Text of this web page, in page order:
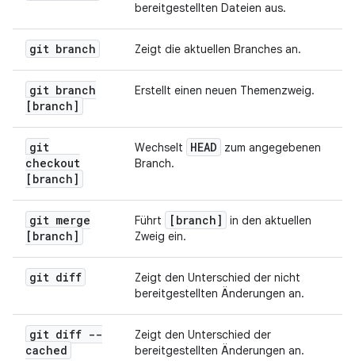
bereitgestellten Dateien aus.
git branch Zeigt die aktuellen Branches an.
git branch
[branch]
Erstellt einen neuen Themenzweig.
git
checkout
[branch]
Wechselt HEAD
zum angegebenen
Branch.
git merge
[branch]
Führt [branch]
in den aktuellen
Zweig ein.
git diff
Zeigt den Unterschied der nicht
bereitgestellten Änderungen an.
git diff --
cached
Zeigt den Unterschied der
bereitgestellten Änderungen an.